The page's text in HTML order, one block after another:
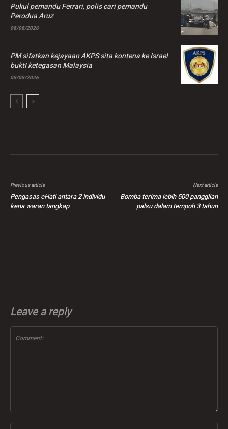
Pukul pemandu Ferrari, polis cari pemandu
Perodua Aruz
08/08/2026
PM sifatkan kejayaan AKPS sita kontena ke Israel
buktI ketegasan Malaysia
08/08/2026
Previous article
Pengasas eHati antara 2 individu
kena waran tangkap
Next article
Bomba terima lebih 500 panggilan
palsu dalam tempoh 3 tahun
Leave a reply